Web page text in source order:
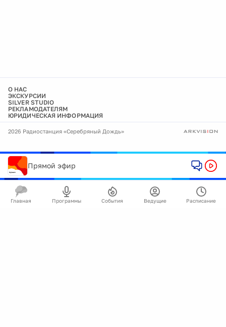
О НАС
ЭКСКУРСИИ
SILVER STUDIO
РЕКЛАМОДАТЕЛЯМ
ЮРИДИЧЕСКАЯ ИНФОРМАЦИЯ
2026 Радиостанция «Серебряный Дождь»
Прямой эфир
Главная Программы События Ведущие Расписание